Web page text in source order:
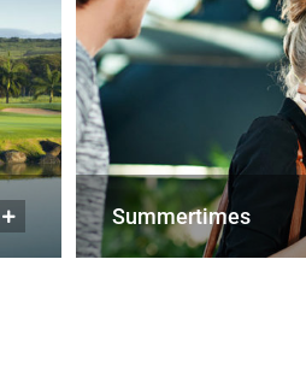
summertimes